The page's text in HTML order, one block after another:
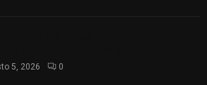
5, 2026 0